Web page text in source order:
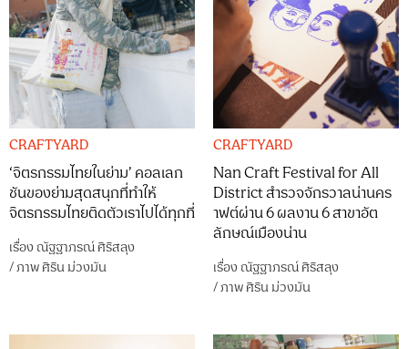
CRAFTYARD
‘จิตรกรรมไทยในย่าม’ คอลเลก
ชันของย่ามสุดสนุกที่ทำให้
จิตรกรรมไทยติดตัวเราไปได้ทุกที่
เรื่องณัฐฐาภรณ์ ศิริสลุง
/ภาพศิริน ม่วงมัน
CRAFTYARD
Nan Craft Festival for All
District สำรวจจักรวาลน่านคร
าฟต์ผ่าน 6 ผลงาน 6 สาขาอัต
ลักษณ์เมืองน่าน
เรื่องณัฐฐาภรณ์ ศิริสลุง
/ภาพศิริน ม่วงมัน